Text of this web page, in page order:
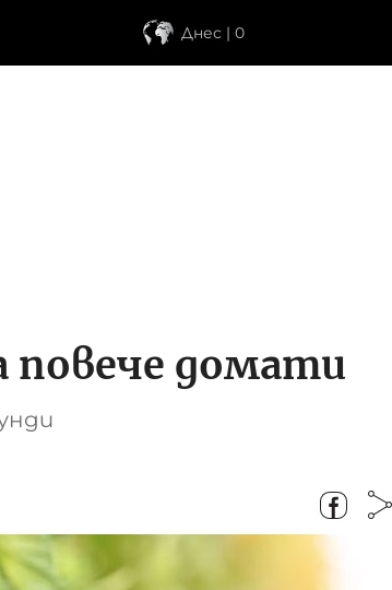
Днес | 0
повече домати